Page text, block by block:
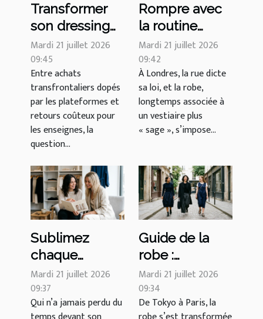
Transformer
son dressing
avec le guide
complet tailles
US FR UK des
experts
stylistes
Mardi 21 juillet 2026
09:45
Entre achats
transfrontaliers dopés
par les plateformes et
retours coûteux pour
les enseignes, la
question...
Rompre avec
la routine
grâce au guide
de la robe
version street
wear à londres
Mardi 21 juillet 2026
09:42
À Londres, la rue dicte
sa loi, et la robe,
longtemps associée à
un vestiaire plus
« sage », s’impose...
Sublimez
chaque
silhouette
avec le guide
de la robe,
Mardi 21 juillet 2026
09:37
Qui n’a jamais perdu du
Guide de la
robe :
l’empreinte
des créateurs
japonais sur le
Mardi 21 juillet 2026
09:34
De Tokyo à Paris, la